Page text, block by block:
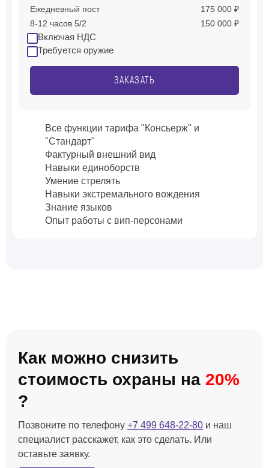
Ежедневный пост
175 000 ₽
8-12 часов 5/2
150 000 ₽
Включая НДС
Требуется оружие
ЗАКАЗАТЬ
Все функции тарифа "Консьерж" и
"Стандарт"
Фактурный внешний вид
Навыки единоборств
Умение стрелять
Навыки экстремального вождения
Знание языков
Опыт работы с вип-персонами
Как можно снизить
стоимость охраны на 20%
?
Позвоните по телефону +7 499 648-22-80 и наш
специалист расскажет, как это сделать. Или
оставьте заявку.